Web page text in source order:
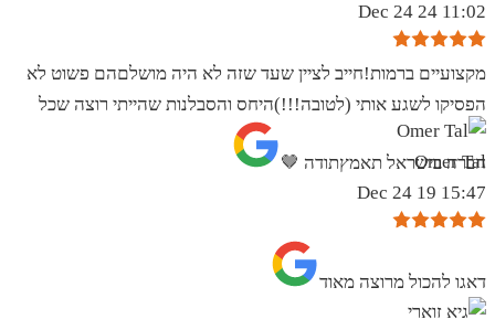
11:02 24 Dec 24
מקצועיים ברמות!חייב לציין שעד שזה לא היה מושלםהם פשוט לא
הפסיקו לשגע אותי (לטובה!!!)היחס והסבלנות שהייתי רוצה שכל
חברה בישראל תאמץתודה 🤎
Omer Tal
15:47 19 Dec 24
‏דאגו להכול מרוצה מאוד